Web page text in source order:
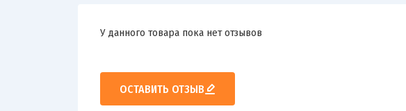
У данного товара пока нет отзывов
ОСТАВИТЬ ОТЗЫВ